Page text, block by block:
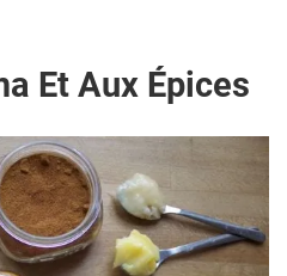
Et Aux Épices